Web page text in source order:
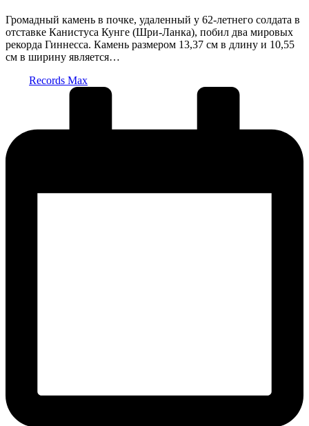
Громадный камень в почке, удаленный у 62-летнего солдата в
отставке Канистуса Кунге (Шри-Ланка), побил два мировых
рекорда Гиннесса. Камень размером 13,37 см в длину и 10,55
см в ширину является…
Records Max